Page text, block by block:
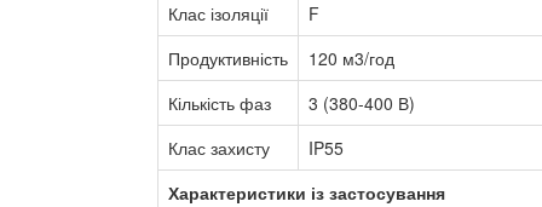
Клас ізоляції
F
Продуктивність
120 м3/год
Кількість фаз
3 (380-400 В)
Клас захисту
IP55
Характеристики із застосування